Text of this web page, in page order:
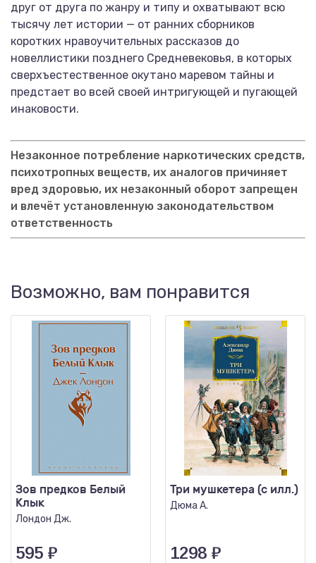
друг от друга по жанру и типу и охватывают всю
тысячу лет истории — от ранних сборников
коротких нравоучительных рассказов до
новеллистики позднего Средневековья, в которых
сверхъестественное окутано маревом тайны и
предстает во всей своей интригующей и пугающей
инаковости.
Незаконное потребление наркотических средств,
психотропных веществ, их аналогов причиняет
вред здоровью, их незаконный оборот запрещен
и влечёт установленную законодательством
ответственность
Возможно, вам понравится
Зов предков Белый
Клык
Лондон Дж.
595 ₽
Три мушкетера (с илл.)
Дюма А.
1298 ₽